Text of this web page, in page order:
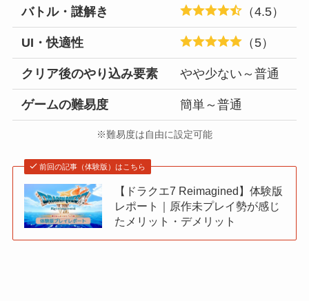
バトル・謎解き （4.5）
UI・快適性 （5）
クリア後のやり込み要素 やや少ない～普通
ゲームの難易度 簡単～普通
※難易度は自由に設定可能
前回の記事（体験版）はこちら
【ドラクエ7 Reimagined】体験版
レポート｜原作未プレイ勢が感じ
たメリット・デメリット